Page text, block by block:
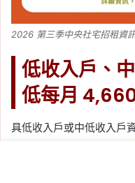
2026 第三季中央社宅招租資
低收入戶、
低每月
具低收入戶或中低收入戶